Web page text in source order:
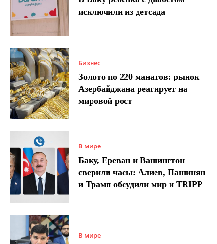
исключили из детсада
Бизнес
Золото по 220 манатов: рынок
Азербайджана реагирует на
мировой рост
В мире
Баку, Ереван и Вашингтон
сверили часы: Алиев, Пашинян
и Трамп обсудили мир и TRIPP
В мире